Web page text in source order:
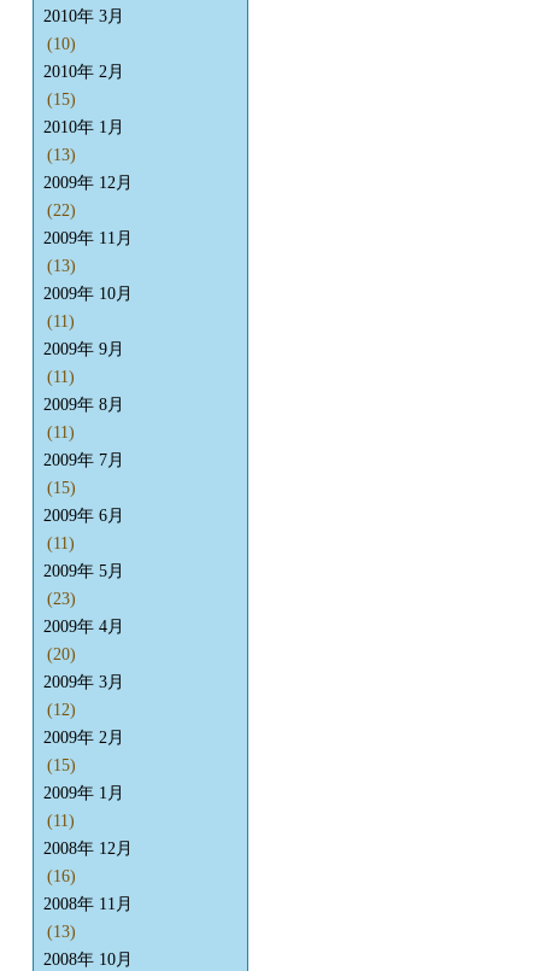
2010年 3月
(10)
2010年 2月
(15)
2010年 1月
(13)
2009年 12月
(22)
2009年 11月
(13)
2009年 10月
(11)
2009年 9月
(11)
2009年 8月
(11)
2009年 7月
(15)
2009年 6月
(11)
2009年 5月
(23)
2009年 4月
(20)
2009年 3月
(12)
2009年 2月
(15)
2009年 1月
(11)
2008年 12月
(16)
2008年 11月
(13)
2008年 10月